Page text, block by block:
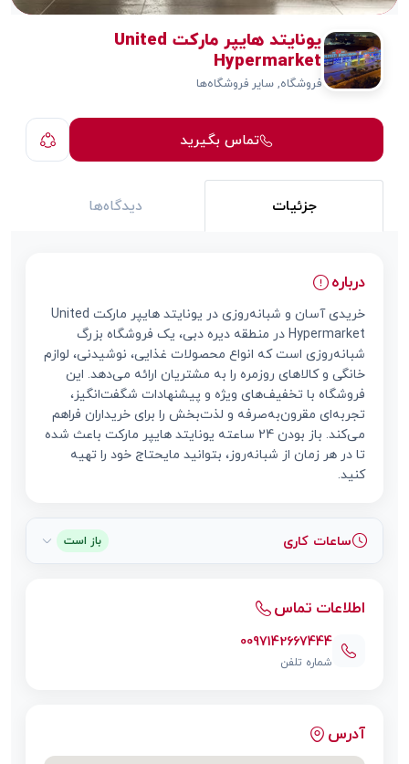
یونایتد هایپر مارکت United
Hypermarket
فروشگاه, سایر فروشگاه‌ها
تماس بگیرید
جزئیات دیدگاه‌ها
درباره
خریدی آسان و شبانه‌روزی در یونایتد هایپر مارکت United
Hypermarket در منطقه دیره دبی، یک فروشگاه بزرگ
شبانه‌روزی است که انواع محصولات غذایی، نوشیدنی، لوازم
خانگی و کالاهای روزمره را به مشتریان ارائه می‌دهد. این
فروشگاه با تخفیف‌های ویژه و پیشنهادات شگفت‌انگیز،
تجربه‌ای مقرون‌به‌صرفه و لذت‌بخش را برای خریداران فراهم
می‌کند. باز بودن 24 ساعته یونایتد هایپر مارکت باعث شده
تا در هر زمان از شبانه‌روز، بتوانید مایحتاج خود را تهیه
کنید.
ساعات کاری باز است
اطلاعات تماس
0097142667444
شماره تلفن
آدرس